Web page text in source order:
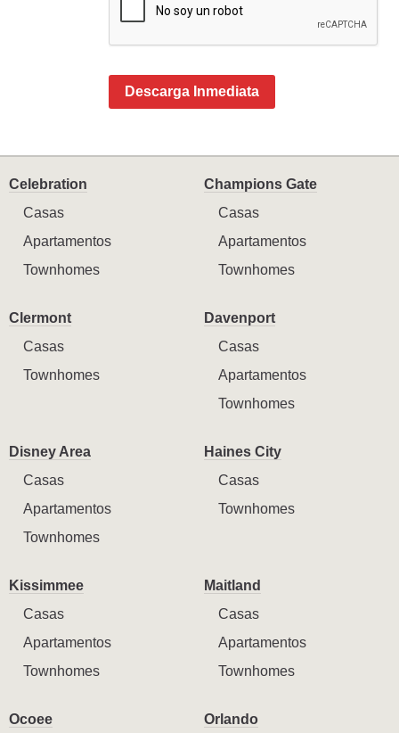
Descarga Inmediata
Celebration
Casas
Apartamentos
Townhomes
Champions Gate
Casas
Apartamentos
Townhomes
Clermont
Casas
Townhomes
Davenport
Casas
Apartamentos
Townhomes
Disney Area
Casas
Apartamentos
Townhomes
Haines City
Casas
Townhomes
Kissimmee
Casas
Apartamentos
Townhomes
Maitland
Casas
Apartamentos
Townhomes
Ocoee
Orlando